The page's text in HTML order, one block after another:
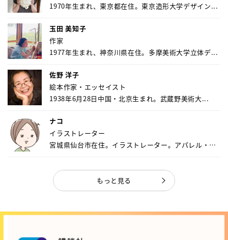
1970年生まれ、東京都在住。東京造形大学デザイン...
玉田 美知子
作家
1977年生まれ、神奈川県在住。多摩美術大学立体デ...
佐野 洋子
絵本作家・エッセイスト
1938年6月28日中国・北京生まれ。武蔵野美術大...
ナコ
イラストレーター
宮城県仙台市在住。イラストレーター。アパレル・キ
もっと見る